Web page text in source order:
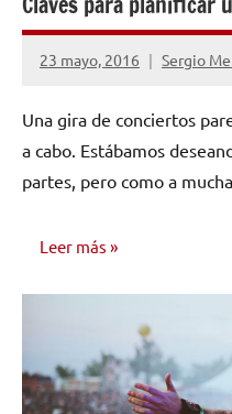
23 mayo, 2016 Sergio
1
Una gira de conciertos
a cabo. Estábamos
partes, pero como a
Leer más